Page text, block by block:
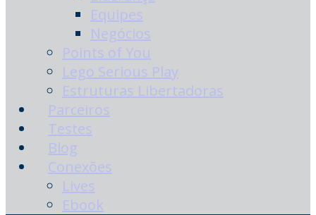
Equipes
Negócios
Points of You
Lego Serious Play
Estruturas Libertadoras
Parceiros
Testes
Blog
Conexões
Lives
Ebook